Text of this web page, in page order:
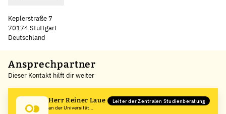
Keplerstraße 7
70174 Stuttgart
Deutschland
+
−
Ansprechpartner
Dieser Kontakt hilft dir weiter
Herr Reiner Laue
an der Universität
Leiter der Zentralen Studienberatung